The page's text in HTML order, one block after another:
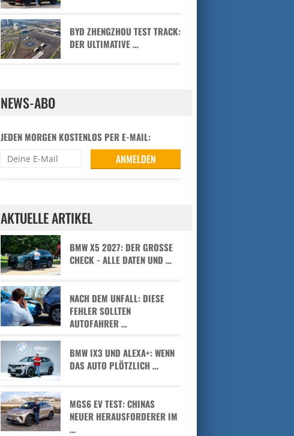
BYD ZHENGZHOU TEST TRACK:
DER ULTIMATIVE …
NEWS-ABO
JEDEN MORGEN KOSTENLOS PER E-MAIL:
AKTUELLE ARTIKEL
BMW X5 2027: DER GROSSE C
HECK - ALLE DATEN UND …
NACH DEM UNFALL: DIESE
FEHLER SOLLTEN
AUTOFAHRER …
BMW IX3 UND ALEXA+: WENN
DAS AUTO PLÖTZLICH …
MGS6 EV TEST: CHINAS
NEUER HERAUSFORDERER IM
…